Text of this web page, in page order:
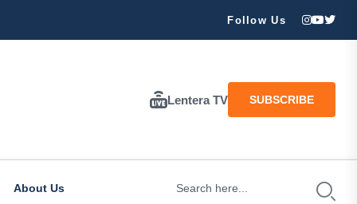
Follow Us
Lentera TV SUBSCRIBE
About Us